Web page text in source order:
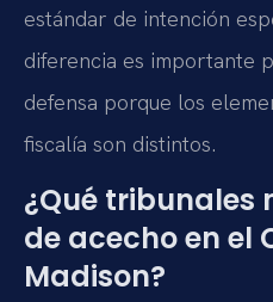
estándar de intención
diferencia es importante
defensa porque los
fiscalía son distintos.
¿Qué tribunales
de acecho en el
Madison?